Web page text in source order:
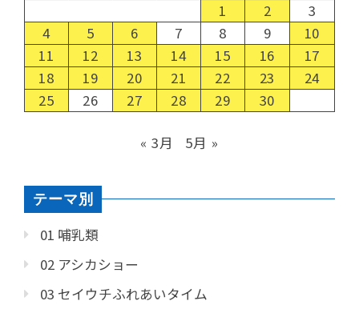
1
2
3
4
5 6 7 8 9
10
11
12 13 14 15 16
17
18
19 20 21 22 23
24
25
26 27 28 29 30
« 3月 5月 »
テーマ別
01 哺乳類
02 アシカショー
03 セイウチふれあいタイム